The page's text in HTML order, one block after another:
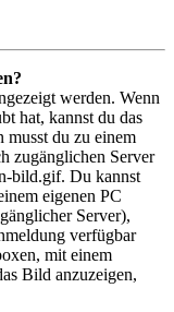
werden. Wenn
hat, kannst du das
musst du zu einem
zugänglichen Server
bild.gif. Du kannst
eigenen PC
Server),
verfügbar
mit einem
Bild anzuzeigen,